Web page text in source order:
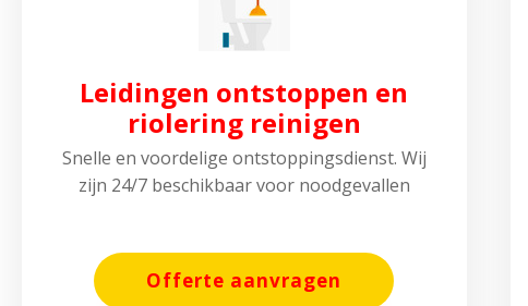
Leidingen ontstoppen en
riolering reinigen
Snelle en voordelige ontstoppingsdienst. Wij
zijn 24/7 beschikbaar voor noodgevallen
Offerte aanvragen